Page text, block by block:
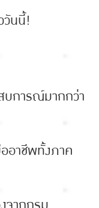
วันนี้!
บการณ์มากกว่า
อาชีพทั้งภาค